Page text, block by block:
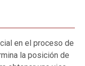
en el proceso de
la posición de